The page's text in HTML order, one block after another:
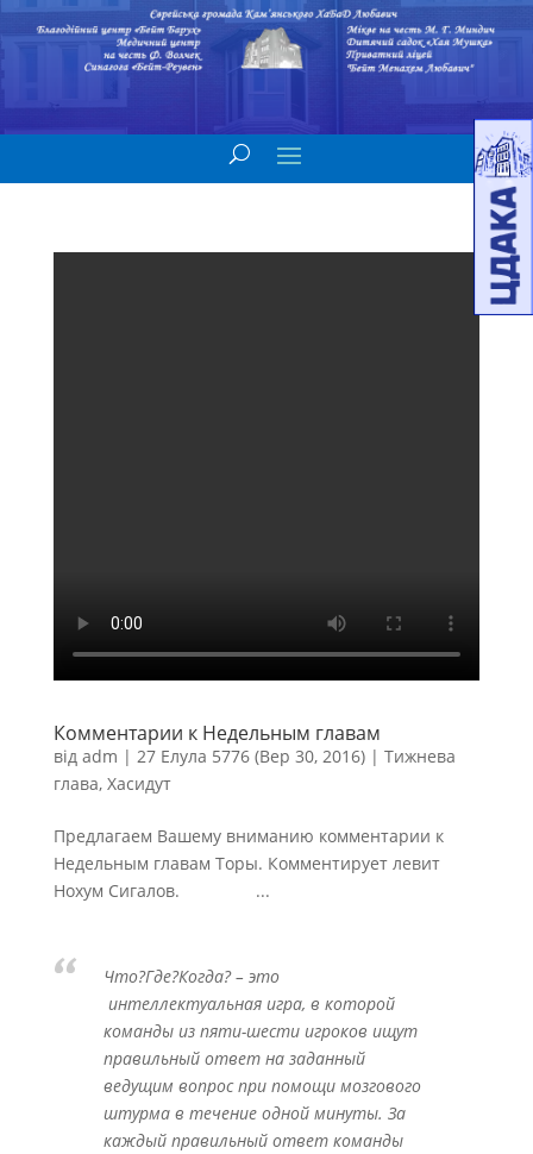
Комментарии к Недельным главам
від adm | 27 Елула 5776 (Вер 30, 2016)| Тижнева
глава, Хасидут
Предлагаем Вашему вниманию комментарии к
Недельным главам Торы. Комментирует левит
Нохум Сигалов. ...
Что?Где?Когда? – это
интеллектуальная игра, в которой
команды из пяти-шести игроков ищут
правильный ответ на заданный
ведущим вопрос при помощи мозгового
штурма в течение одной минуты. За
каждый правильный ответ команды